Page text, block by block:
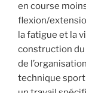
en course
flexion/
la fatigue et la
construction du
de
technique